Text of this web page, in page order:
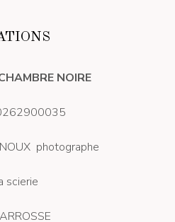
NOIRE
photographe
scierie